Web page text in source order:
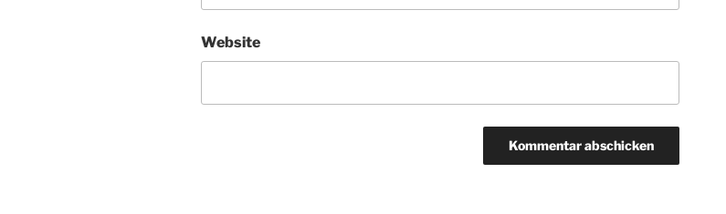
Website